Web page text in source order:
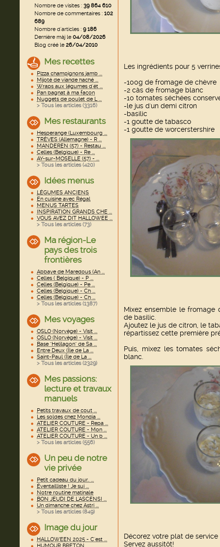
Nombre de visites : 39 864 610
Nombre de commentaires : 102
689
Nombre d'articles : 9 186
Dernière màj le04/08/2026
Blog créé le26/04/2010
Mes recettes
Pizza champignons jamb ...
Mijoté de viande haché ...
Wraps aux légumes d'ét ...
Pan bagnat à ma façon
Nuggets de poulet de L ...
> Tous les articles (3316)
Mes restaurants
Hesperange (Luxembourg ...
TRÈVES (Allemagne) - R ...
MANDEREN (57) - Restau ...
Celles (Belgique) - Re ...
AY-sur-MOSELLE (57) - ...
> Tous les articles (420)
Idées menus
LÉGUMES ANCIENS
En cuisine avec Régal
MENUS TARTES
INSPIRATION GRANDS CHE ...
VOUS AVEZ DIT HALLOWEE ...
> Tous les articles (73)
Ma région-Le
pays des trois
frontières
Abbaye de Maredous (An ...
Celles ( Belgique) - P ...
Celles (Belgique) - Pe ...
Celles (Belgique) - Ch ...
Celles (Belgique) - Ch ...
> Tous les articles (1387)
Mes voyages
OSLO (Norvège) - Visit ...
OSLO (Norvège) - Visit ...
Base "Helilagon" de Sa ...
Entre Deux (Île de La ...
Saint-Paul (Île de La ...
> Tous les articles (2329)
Mes passions:
lecture et travaux
manuels
Petits travaux de cout ...
Les soldes chez Mondia ...
ATELIER COUTURE - Repa ...
ATELIER COUTURE - Mon ...
ATELIER COUTURE - Un b ...
> Tous les articles (556)
Un peu de notre
vie privée
Petit cadeau du jour.. ...
Éventailliste ! Je sui ...
Notre routine matinale
BON JEUDI DE L'ASCENSI ...
Un dimanche chez Astri ...
> Tous les articles (849)
Image du jour
HALLOWEEN 2025 - C'est ...
Les ingrédients pour 5
-100g de fromage de chèvre
-2 càs de fromage blanc
-10 tomates séchées
-le jus d'un demi citron
-basilic
-1 goutte de tabasco
-1 goutte de worcerstershire
Mixez ensemble le
de basilic.
Ajoutez le jus de citron, le
répartissez cette première
Puis, mixez les tomates
blanc.
Décorez votre plat de
Servez aussitôt!